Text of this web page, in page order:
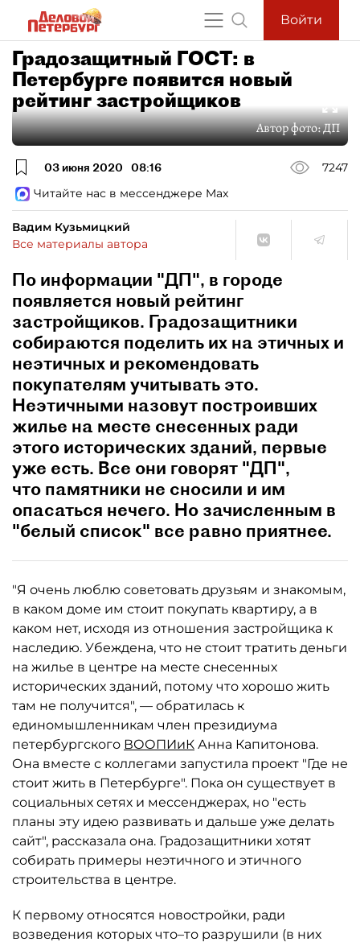
Войти
Градозащитный ГОСТ: в
Петербурге появится новый
рейтинг застройщиков
Автор фото:ДП
03 июня 2020 08:16
7247
Читайте нас в мессенджере Max
Вадим Кузьмицкий
Все материалы автора
По информации "ДП", в городе
появляется новый рейтинг
застройщиков. Градозащитники
собираются поделить их на этичных и
неэтичных и рекомендовать
покупателям учитывать это.
Неэтичными назовут построивших
жилье на месте снесенных ради
этого исторических зданий, первые
уже есть. Все они говорят "ДП",
что памятники не сносили и им
опасаться нечего. Но зачисленным в
"белый список" все равно приятнее.
"Я очень люблю советовать друзьям и знакомым,
в каком доме им стоит покупать квартиру, а в
каком нет, исходя из отношения застройщика к
наследию. Убеждена, что не стоит тратить деньги
на жилье в центре на месте снесенных
исторических зданий, потому что хорошо жить
там не получится", — обратилась к
единомышленникам член президиума
петербургского ВООПИиК Анна Капитонова.
Она вместе с коллегами запустила проект "Где не
стоит жить в Петербурге". Пока он существует в
социальных сетях и мессенджерах, но "есть
планы эту идею развивать и дальше уже делать
сайт", рассказала она. Градозащитники хотят
собирать примеры неэтичного и этичного
строительства в центре.
К первому относятся новостройки, ради
возведения которых что–то разрушили (в них